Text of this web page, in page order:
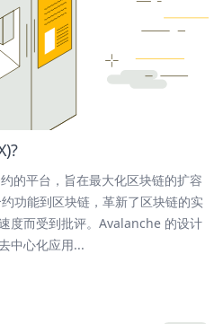
的平台，旨在最大化区块链的扩容
功能到区块链，革新了区块链的实
度而受到批评。Avalanche 的设计
中心化应用...